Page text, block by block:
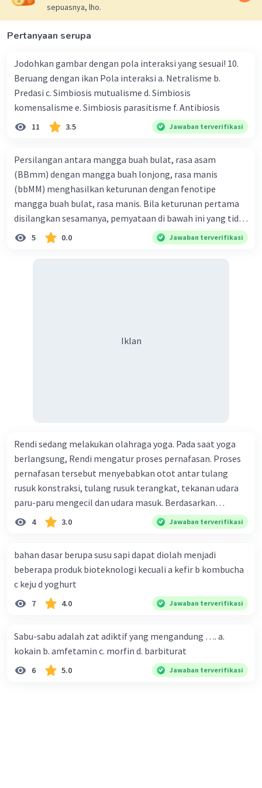
Iklan
sepuasnya, lho.
Pertanyaan serupa
Jodohkan gambar dengan pola interaksi yang sesuai! 10.
Beruang dengan ikan Pola interaksi a. Netralisme b.
Predasi c. Simbiosis mutualisme d. Simbiosis
komensalisme e. Simbiosis parasitisme f. Antibiosis
11 3.5 Jawaban terverifikasi
Persilangan antara mangga buah bulat, rasa asam
(BBmm) dengan mangga buah lonjong, rasa manis
(bbMM) menghasilkan keturunan dengan fenotipe
mangga buah bulat, rasa manis. Bila keturunan pertama
disilangkan sesamanya, pemyataan di bawah ini yang tidak
benar mengenai keturunan yang dihasilkan dari
5 0.0 Jawaban terverifikasi
Iklan
Rendi sedang melakukan olahraga yoga. Pada saat yoga
berlangsung, Rendi mengatur proses pernafasan. Proses
pernafasan tersebut menyebabkan otot antar tulang
rusuk konstraksi, tulang rusuk terangkat, tekanan udara
paru-paru mengecil dan udara masuk. Berdasarkan
informasi tersebut, dapat disimpulkan bahwa Rendi
sedang melakukan proses pernafasan....
4 3.0 Jawaban terverifikasi
bahan dasar berupa susu sapi dapat diolah menjadi
beberapa produk bioteknologi kecuali a kefir b kombucha
c keju d yoghurt
7 4.0 Jawaban terverifikasi
Sabu-sabu adalah zat adiktif yang mengandung …. a.
kokain b. amfetamin c. morfin d. barbiturat
6 5.0 Jawaban terverifikasi